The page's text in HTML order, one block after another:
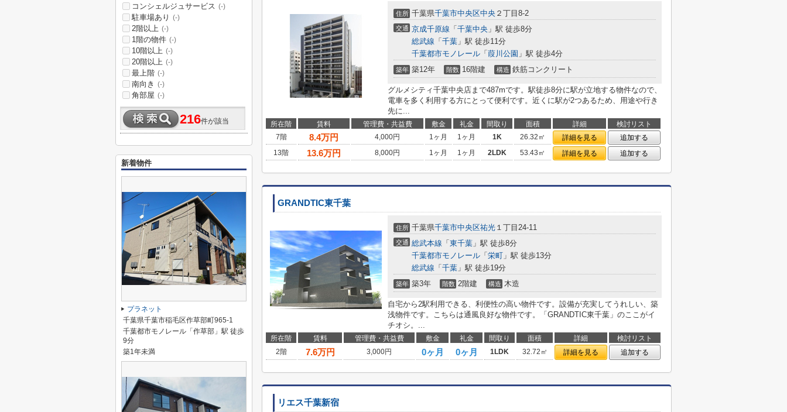
住所 千葉県千葉市中央区中央 ２丁目8-2
交通 京成千原線 「 千葉中央 」駅 徒歩8分
総武線 「 千葉 」駅 徒歩11分
千葉都市モノレール 「 葭川公園 」駅 徒歩4分
築年 築12年 階数 16階建 構造 鉄筋コンクリート
グルメシティ千葉中央店まで487mです。駅徒歩8分に駅が立地する物件なので、
電車を多く利用する方にとって便利です。近くに駅が2つあるため、用途や行き
先に...
所在階 賃料 管理費・共益費 敷金 礼金 間取り 面積 詳細
検討リスト
7階
8.4万円 4,000円 1ヶ月 1ヶ月 1K 26.32㎡ 詳細を見る
追加する
13階
13.6万円 8,000円 1ヶ月 1ヶ月 2LDK 53.43㎡ 詳細を見る 追加する
GRANDTIC東千葉
住所 千葉県千葉市中央区祐光 １丁目24-11
交通 総武本線 「 東千葉 」駅 徒歩8分
千葉都市モノレール 「 栄町 」駅 徒歩13分
総武線 「 千葉 」駅 徒歩19分
築年 築3年 階数 2階建 構造 木造
自宅から2駅利用できる、利便性の高い物件です。設備が充実してうれしい、築
浅物件です。こちらは通風良好な物件です。「GRANDTIC東千葉」のここがイ
チオシ。...
所在階 賃料 管理費・共益費 敷金 礼金 間取り 面積 詳細
検討リスト
2階
7.6万円 3,000円 0ヶ月 0ヶ月 1LDK 32.72㎡ 詳細を見る 追加する
リエス千葉新宿
コンシェルジュサービス (-)
駐車場あり (-)
2階以上 (-)
1階の物件 (-)
10階以上 (-)
20階以上 (-)
最上階 (-)
南向き (-)
角部屋 (-)
216件が該当
新着物件
プラネット
千葉県千葉市稲毛区作草部町965-1
千葉都市モノレール「作草部」駅 徒歩
9分
築1年未満